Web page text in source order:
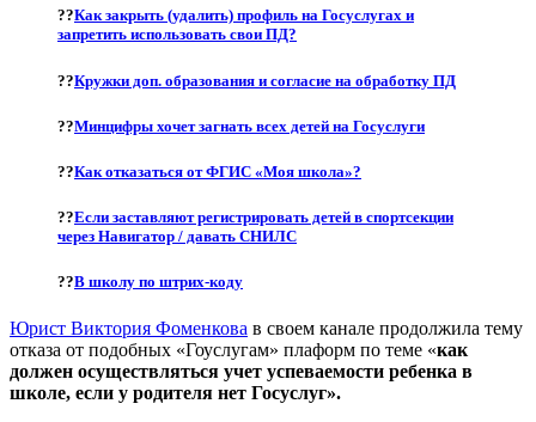
??Как закрыть (удалить) профиль на Госуслугах и
запретить использовать свои ПД?
??Кружки доп. образования и согласие на обработку ПД
??Минцифры хочет загнать всех детей на Госуслуги
??Как отказаться от ФГИС «Моя школа»?
??Если заставляют регистрировать детей в спортсекции
через Навигатор / давать СНИЛС
??В школу по штрих-коду
Юрист Виктория Фоменкова в своем канале продолжила тему
отказа от подобных «Гоуслугам» плаформ по теме «как
должен осуществляться учет успеваемости ребенка в
школе, если у родителя нет Госуслуг».